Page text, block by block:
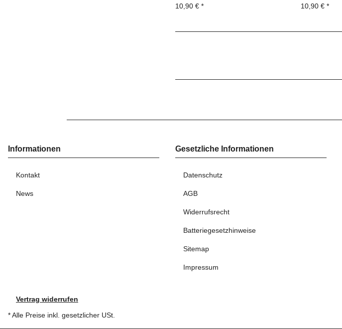
10,90 € *
10,90 € *
Informationen
Kontakt
News
Gesetzliche Informationen
Datenschutz
AGB
Widerrufsrecht
Batteriegesetzhinweise
Sitemap
Impressum
Vertrag widerrufen
* Alle Preise inkl. gesetzlicher USt.